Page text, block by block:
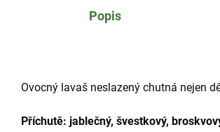
Popis
Ovocný lavaš neslazený chutná nejen
Příchutě: jablečný, švestkový,